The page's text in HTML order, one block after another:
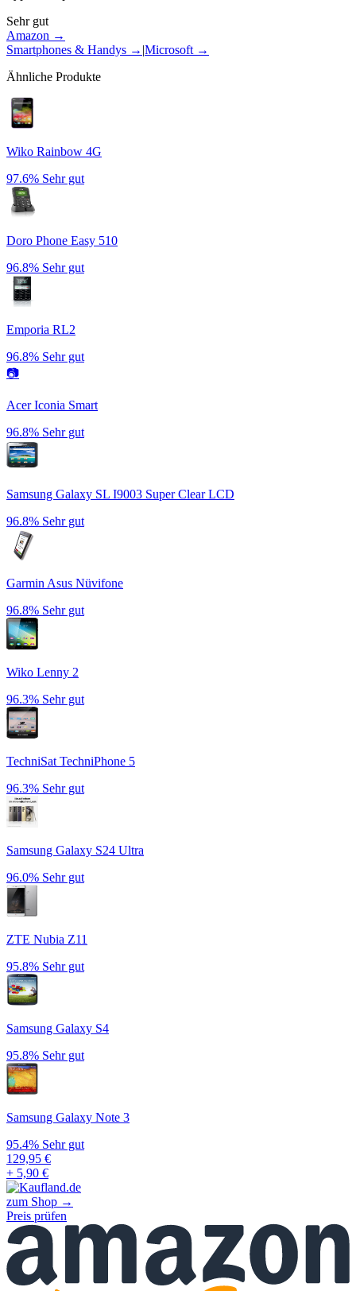
Sehr gut
Amazon →
Smartphones & Handys → |Microsoft →
Ähnliche Produkte
Wiko Rainbow 4G
97.6% Sehr gut
Doro Phone Easy 510
96.8% Sehr gut
Emporia RL2
96.8% Sehr gut
📷
Acer Iconia Smart
96.8% Sehr gut
Samsung Galaxy SL I9003 Super Clear LCD
96.8% Sehr gut
Garmin Asus Nüvifone
96.8% Sehr gut
Wiko Lenny 2
96.3% Sehr gut
TechniSat TechniPhone 5
96.3% Sehr gut
Samsung Galaxy S24 Ultra
96.0% Sehr gut
ZTE Nubia Z11
95.8% Sehr gut
Samsung Galaxy S4
95.8% Sehr gut
Samsung Galaxy Note 3
95.4% Sehr gut
129,95 €
+ 5,90 €
zum Shop →
Preis prüfen